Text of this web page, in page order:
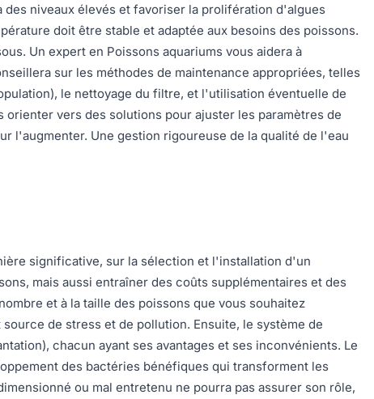
niveaux élevés et favoriser la prolifération d'algues
doit être stable et adaptée aux besoins des poissons.
Un expert en Poissons aquariums vous aidera à
sur les méthodes de maintenance appropriées, telles
le nettoyage du filtre, et l'utilisation éventuelle de
vers des solutions pour ajuster les paramètres de
l'augmenter. Une gestion rigoureuse de la qualité de l'eau
significative, sur la sélection et l'installation d'un
mais aussi entraîner des coûts supplémentaires et des
et à la taille des poissons que vous souhaitez
de stress et de pollution. Ensuite, le système de
chacun ayant ses avantages et ses inconvénients. Le
des bactéries bénéfiques qui transforment les
ou mal entretenu ne pourra pas assurer son rôle,